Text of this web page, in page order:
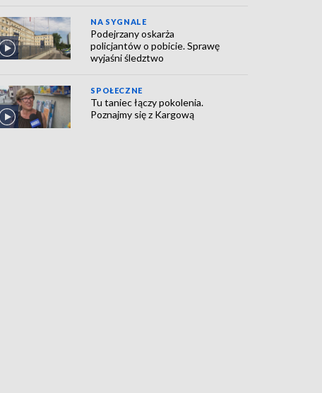
NA SYGNALE
Podejrzany oskarża
policjantów o pobicie. Sprawę
wyjaśni śledztwo
SPOŁECZNE
Tu taniec łączy pokolenia.
Poznajmy się z Kargową